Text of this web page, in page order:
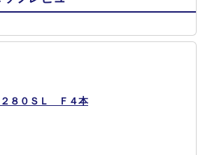
８０ＳＬ Ｆ４本